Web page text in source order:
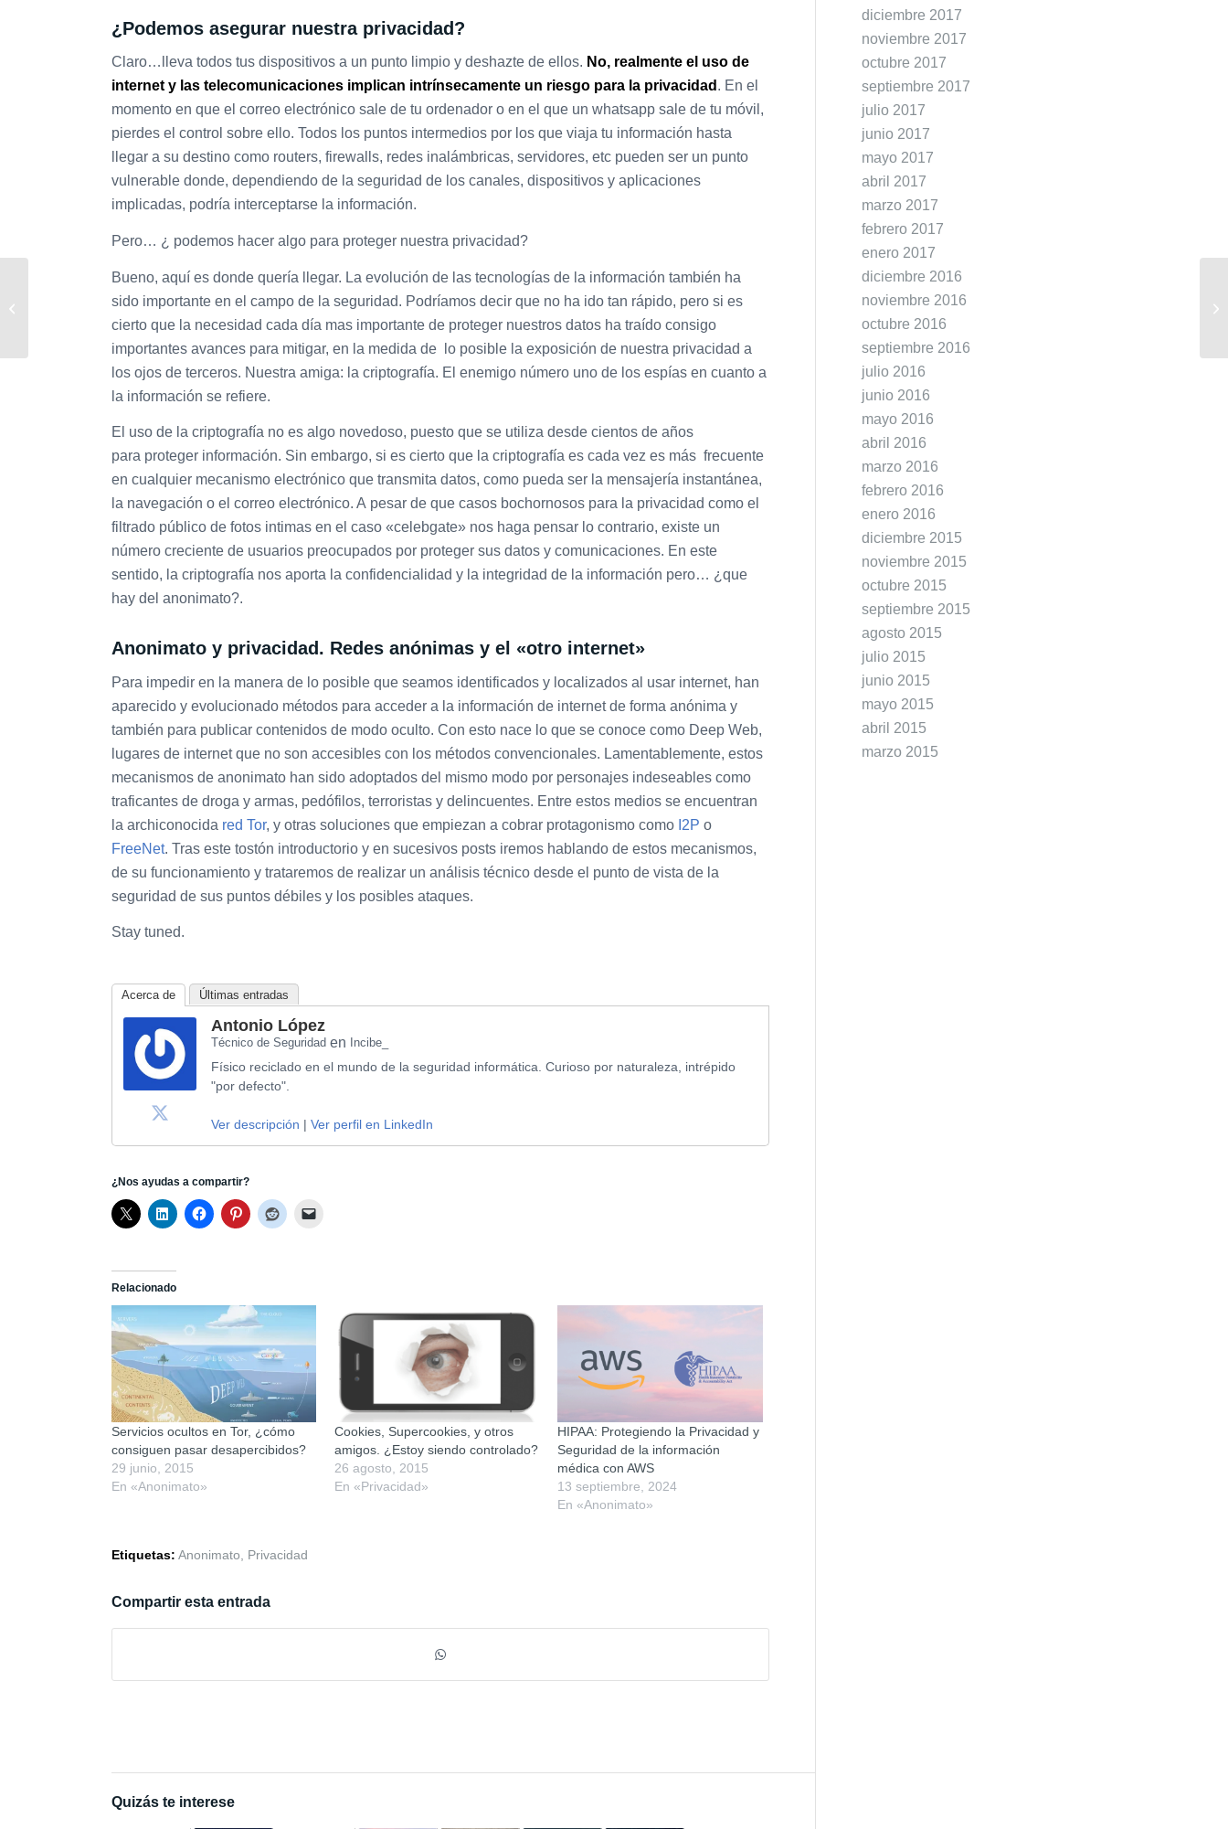
¿Podemos asegurar nuestra privacidad?
Claro…lleva todos tus dispositivos a un punto limpio y deshazte de ellos. No, realmente el uso de
internet y las telecomunicaciones implican intrínsecamente un riesgo para la privacidad . En el
momento en que el correo electrónico sale de tu ordenador o en el que un whatsapp sale de tu móvil,
pierdes el control sobre ello. Todos los puntos intermedios por los que viaja tu información hasta
llegar a su destino como routers, firewalls, redes inalámbricas, servidores, etc pueden ser un punto
vulnerable donde, dependiendo de la seguridad de los canales, dispositivos y aplicaciones
implicadas, podría interceptarse la información.
Pero… ¿ podemos hacer algo para proteger nuestra privacidad?
Bueno, aquí es donde quería llegar. La evolución de las tecnologías de la información también ha
sido importante en el campo de la seguridad. Podríamos decir que no ha ido tan rápido, pero si es
cierto que la necesidad cada día mas importante de proteger nuestros datos ha traído consigo
importantes avances para mitigar, en la medida de lo posible la exposición de nuestra privacidad a
los ojos de terceros. Nuestra amiga: la criptografía. El enemigo número uno de los espías en cuanto a
la información se refiere.
El uso de la criptografía no es algo novedoso, puesto que se utiliza desde cientos de años
para proteger información. Sin embargo, si es cierto que la criptografía es cada vez es más frecuente
en cualquier mecanismo electrónico que transmita datos, como pueda ser la mensajería instantánea,
la navegación o el correo electrónico. A pesar de que casos bochornosos para la privacidad como el
filtrado público de fotos intimas en el caso «celebgate» nos haga pensar lo contrario, existe un
número creciente de usuarios preocupados por proteger sus datos y comunicaciones. En este
sentido, la criptografía nos aporta la confidencialidad y la integridad de la información pero… ¿que
hay del anonimato?.
Anonimato y privacidad. Redes anónimas y el «otro internet»
Para impedir en la manera de lo posible que seamos identificados y localizados al usar internet, han
aparecido y evolucionado métodos para acceder a la información de internet de forma anónima y
también para publicar contenidos de modo oculto. Con esto nace lo que se conoce como Deep Web,
lugares de internet que no son accesibles con los métodos convencionales. Lamentablemente, estos
mecanismos de anonimato han sido adoptados del mismo modo por personajes indeseables como
traficantes de droga y armas, pedófilos, terroristas y delincuentes. Entre estos medios se encuentran
la archiconocida red Tor, y otras soluciones que empiezan a cobrar protagonismo como I2P o
FreeNet. Tras este tostón introductorio y en sucesivos posts iremos hablando de estos mecanismos,
de su funcionamiento y trataremos de realizar un análisis técnico desde el punto de vista de la
seguridad de sus puntos débiles y los posibles ataques.
Stay tuned.
Acerca de Últimas entradas
Antonio López
Técnico de Seguridad en Incibe_
Físico reciclado en el mundo de la seguridad informática. Curioso por naturaleza, intrépido
"por defecto".
Ver descripción | Ver perfil en LinkedIn
¿Nos ayudas a compartir?
Relacionado
Servicios ocultos en Tor, ¿cómo
consiguen pasar desapercibidos?
29 junio, 2015
En «Anonimato»
Cookies, Supercookies, y otros
amigos. ¿Estoy siendo controlado?
26 agosto, 2015
En «Privacidad»
HIPAA: Protegiendo la Privacidad y
Seguridad de la información
médica con AWS
13 septiembre, 2024
En «Anonimato»
Etiquetas: Anonimato Privacidad
Compartir esta entrada
Quizás te interese
diciembre 2017
noviembre 2017
octubre 2017
septiembre 2017
julio 2017
junio 2017
mayo 2017
abril 2017
marzo 2017
febrero 2017
enero 2017
diciembre 2016
noviembre 2016
octubre 2016
septiembre 2016
julio 2016
junio 2016
mayo 2016
abril 2016
marzo 2016
febrero 2016
enero 2016
diciembre 2015
noviembre 2015
octubre 2015
septiembre 2015
agosto 2015
julio 2015
junio 2015
mayo 2015
abril 2015
marzo 2015
¿Cuánto cuesta la